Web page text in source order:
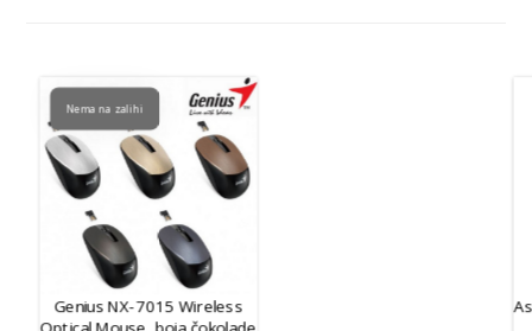
Genius NX-7015 Wireless
Nema na zalihi